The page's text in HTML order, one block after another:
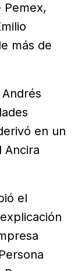
más de
en un
Ancira
el